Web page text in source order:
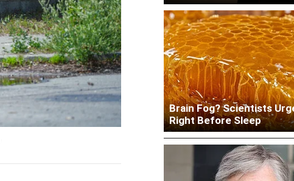
Brain Fog? Scientists
Right Before Sleep
Woman Lives In Garage -
Judge Until You Peek